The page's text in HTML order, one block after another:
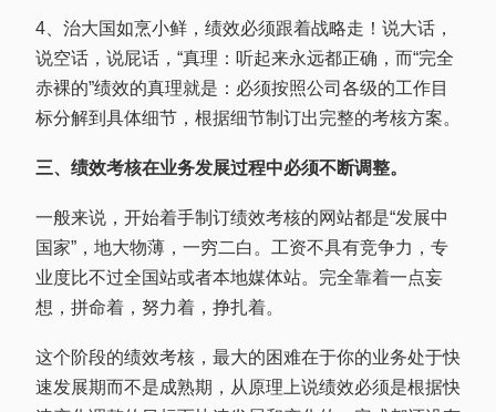
4、治大国如烹小鲜，绩效必须跟着战略走！说大话，
说空话，说屁话，“真理：听起来永远都正确，而“完全
赤裸的”绩效的真理就是：必须按照公司各级的工作目
标分解到具体细节，根据细节制订出完整的考核方案。
三、绩效考核在业务发展过程中必须不断调整。
一般来说，开始着手制订绩效考核的网站都是“发展中
国家”，地大物薄，一穷二白。工资不具有竞争力，专
业度比不过全国站或者本地媒体站。完全靠着一点妄
想，拼命着，努力着，挣扎着。
这个阶段的绩效考核，最大的困难在于你的业务处于快
速发展期而不是成熟期，从原理上说绩效必须是根据快